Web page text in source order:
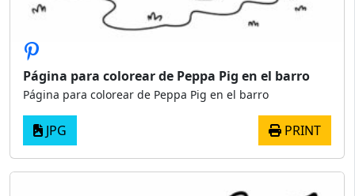
Página para colorear de Peppa Pig en el barro
Página para colorear de Peppa Pig en el barro
JPG PRINT